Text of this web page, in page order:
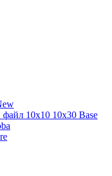
10x10 10x30 Base